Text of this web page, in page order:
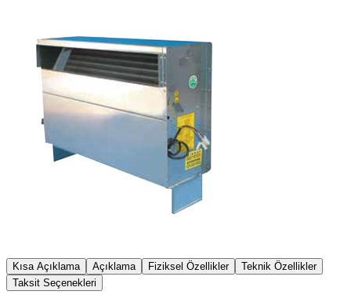
Kısa Açıklama Açıklama Fiziksel Özellikler
Teknik Özellikler
Taksit Seçenekleri